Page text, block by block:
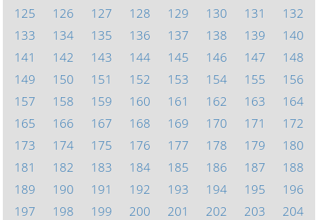
125
126 127 128 129 130 131
132
133
134 135 136 137 138 139
140
141
142 143 144 145 146 147
148
149
150 151 152 153 154 155
156
157
158 159 160 161 162 163
164
165
166 167 168 169 170 171
172
173
174 175 176 177 178 179
180
181
182 183 184 185 186 187
188
189
190 191 192 193 194 195
196
197
198 199 200 201 202 203
204